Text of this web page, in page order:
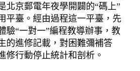
京郵電年夜學開闢的“碼上”
平臺。經由過程這一平臺，先
驗“一對一”編程教導辦事，教
的進修記載，對困難彌補答
修行動停止統計和剖析。